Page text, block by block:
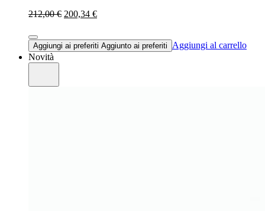
212,00 € 200,34 €
Aggiungi ai preferiti Aggiunto ai preferiti
Aggiungi al carrello
Novità